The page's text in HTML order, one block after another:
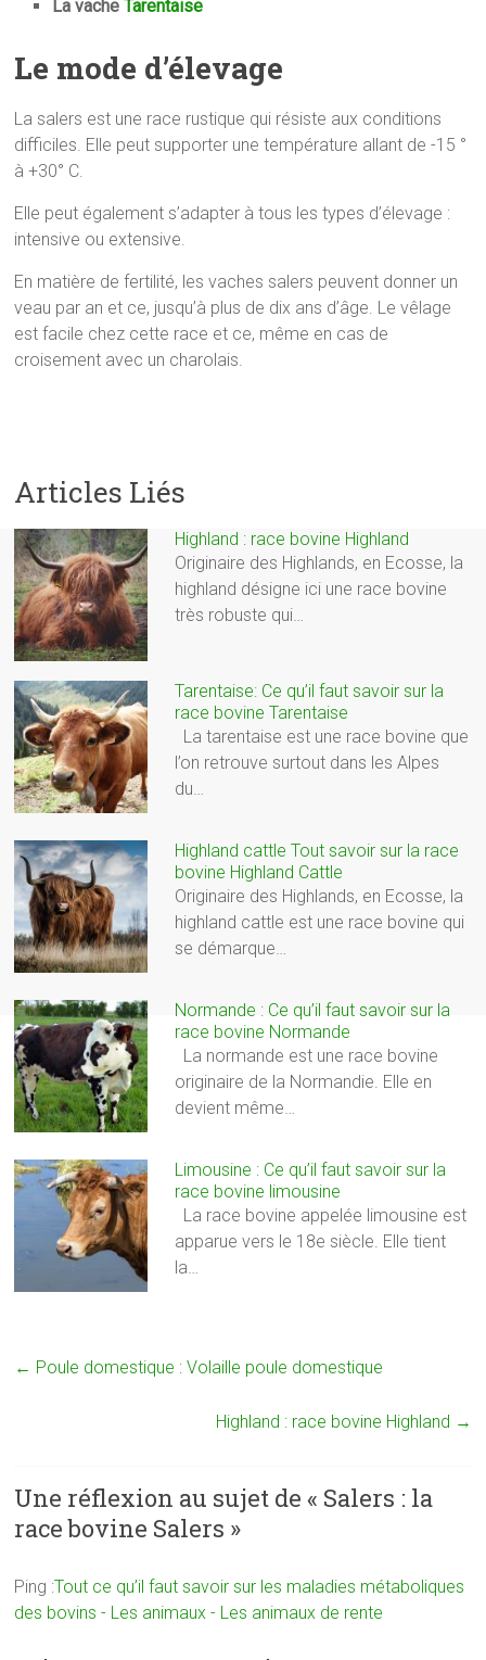
La vacheTarentaise
Le mode d’élevage
La salers est une race rustique qui résiste aux conditions
difficiles. Elle peut supporter une température allant de -15 °
à +30° C.
Elle peut également s’adapter à tous les types d’élevage :
intensive ou extensive.
En matière de fertilité, les vaches salers peuvent donner un
veau par an et ce, jusqu’à plus de dix ans d’âge. Le vêlage
est facile chez cette race et ce, même en cas de
croisement avec un charolais.
Articles Liés
Highland : race bovine Highland
Originaire des Highlands, en Ecosse, la
highland désigne ici une race bovine
très robuste qui…
Tarentaise: Ce qu’il faut savoir sur la
race bovine Tarentaise
La tarentaise est une race bovine que
l’on retrouve surtout dans les Alpes
du…
Highland cattle Tout savoir sur la race
bovine Highland Cattle
Originaire des Highlands, en Ecosse, la
highland cattle est une race bovine qui
se démarque…
Normande : Ce qu’il faut savoir sur la
race bovine Normande
La normande est une race bovine
originaire de la Normandie. Elle en
devient même…
Limousine : Ce qu’il faut savoir sur la
race bovine limousine
La race bovine appelée limousine est
apparue vers le 18e siècle. Elle tient
la…
← Poule domestique : Volaille poule domestique
Highland : race bovine Highland →
Une réflexion au sujet de « Salers : la
race bovine Salers »
Ping :Tout ce qu’il faut savoir sur les maladies métaboliques
des bovins - Les animaux - Les animaux de rente